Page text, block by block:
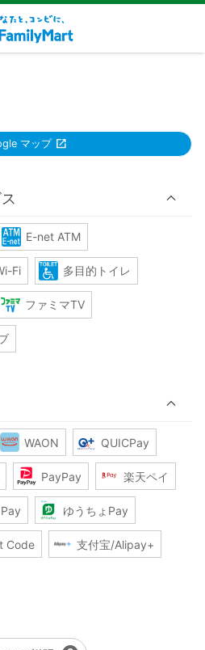
マップ
E-net ATM
Fi 多目的トイレ
ファミマTV
WAON QUICPay
PayPay 楽天ペイ
ゆうちょPay
Code 支付宝/Alipay+